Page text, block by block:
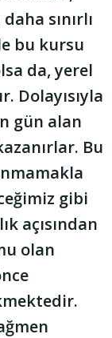
sınırlı
bu kursu
da, yerel
Dolayısıyla
gün alan
Bu
gibi
açısından
olan